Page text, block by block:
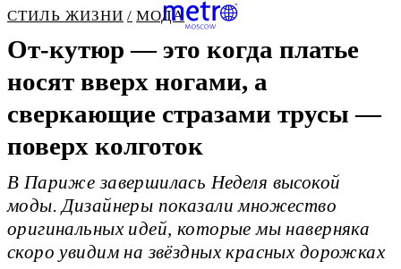
СТИЛЬ ЖИЗНИ МОДА
От-кутюр — это когда платье
носят вверх ногами, а
сверкающие стразами трусы —
поверх колготок
В Париже завершилась Неделя высокой
моды. Дизайнеры показали множество
оригинальных идей, которые мы наверняка
скоро увидим на звёздных красных дорожках